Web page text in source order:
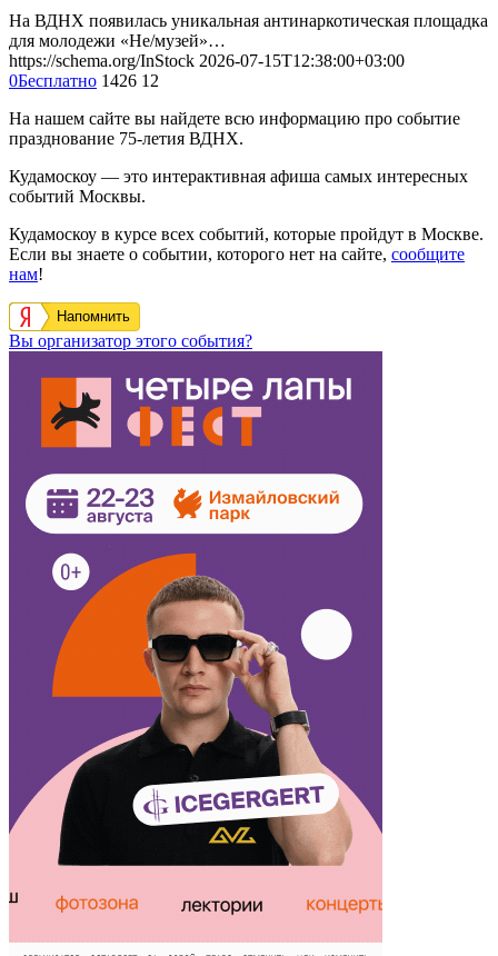
На ВДНХ появилась уникальная антинаркотическая площадка
для молодежи «Не/музей»…
https://schema.org/InStock 2026-07-15T12:38:00+03:00
0Бесплатно 1426 12
На нашем сайте вы найдете всю информацию про событие
празднование 75-летия ВДНХ.
Кудамоскоу — это интерактивная афиша самых интересных
событий Москвы.
Кудамоскоу в курсе всех событий, которые пройдут в Москве.
Если вы знаете о событии, которого нет на сайте, сообщите
нам!
Напомнить
Вы организатор этого события?